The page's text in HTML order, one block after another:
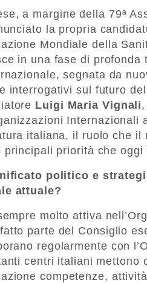
a margine della 79ª
la propria
Mondiale della
in una fase di profonda
segnata da
interrogativi sul futuro
Luigi Maria Vignali
Internazionali
italiana, il ruolo che il
principali priorità che
politico e
attuale?
molto attiva
parte del Consiglio
regolarmente con
centri italiani mettono
competenze,